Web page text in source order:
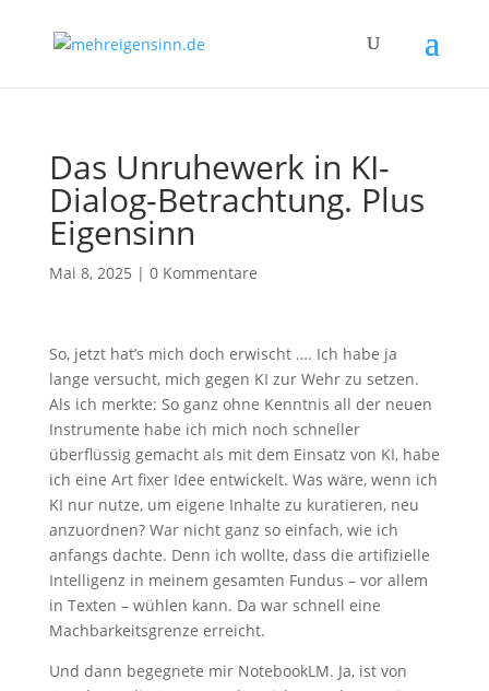
Das Unruhewerk in KI-
Dialog-Betrachtung. Plus
Eigensinn
Mai 8, 2025 | 0 Kommentare
So, jetzt hat’s mich doch erwischt …. Ich habe ja
lange versucht, mich gegen KI zur Wehr zu setzen.
Als ich merkte: So ganz ohne Kenntnis all der neuen
Instrumente habe ich mich noch schneller
überflüssig gemacht als mit dem Einsatz von KI, habe
ich eine Art fixer Idee entwickelt. Was wäre, wenn ich
KI nur nutze, um eigene Inhalte zu kuratieren, neu
anzuordnen? War nicht ganz so einfach, wie ich
anfangs dachte. Denn ich wollte, dass die artifizielle
Intelligenz in meinem gesamten Fundus – vor allem
in Texten – wühlen kann. Da war schnell eine
Machbarkeitsgrenze erreicht.
Und dann begegnete mir NotebookLM. Ja, ist von